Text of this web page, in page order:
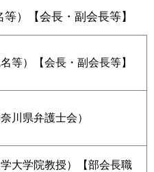
）【会長・副会長等】
等）【会長・副会長等】
川県弁護士会）
学大学院教授）【部会長職